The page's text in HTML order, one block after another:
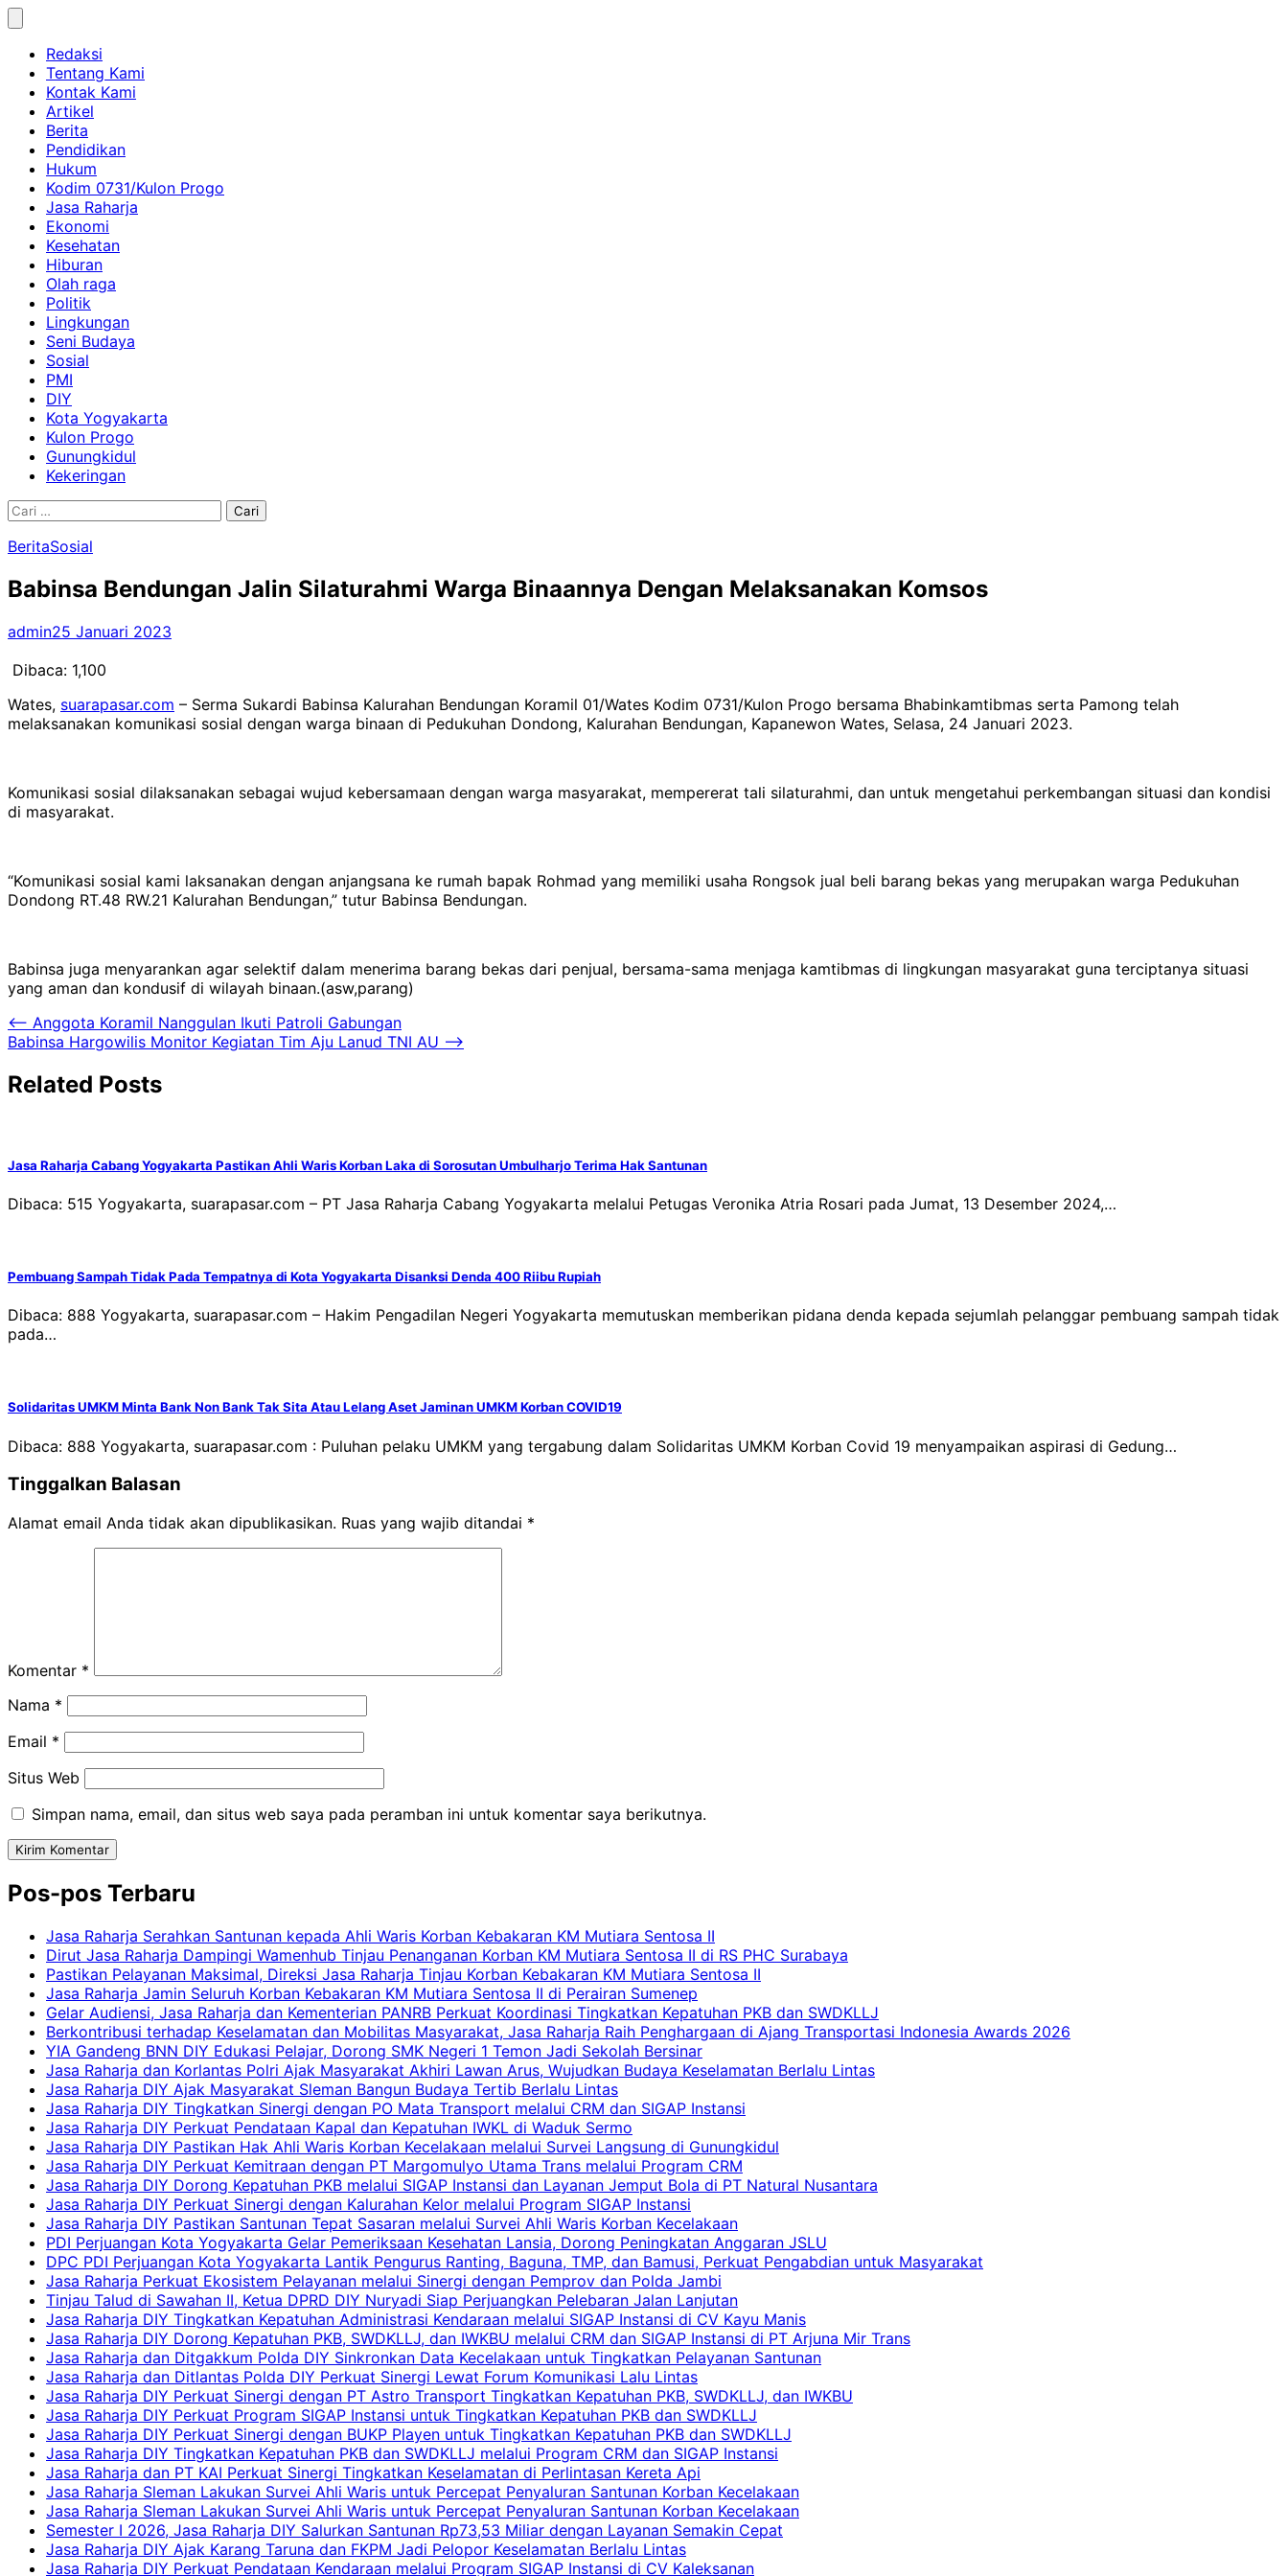
Skip
contentRedaksi
Tentang Kami
Kontak Kami
Artikel
Berita
Pendidikan
Hukum
Kodim 0731/Kulon Progo
Jasa Raharja
Ekonomi
Kesehatan
Hiburan
Olah raga
Politik
Lingkungan
Seni Budaya
Sosial
PMI
DIY
Kota Yogyakarta
Kulon Progo
Gunungkidul
Kekeringan
Cari
BeritaSosial
Babinsa Bendungan Jalin Silaturahmi Warga Binaannya Dengan Melaksanakan Komsos
admin25 Januari 2023
Dibaca: 1,100
Wates, suarapasar.com – Serma Sukardi Babinsa Kalurahan Bendungan Koramil 01/Wates Kodim 0731/Kulon Progo bersama Bhabinkamtibmas serta Pamong telah
melaksanakan komunikasi sosial dengan warga binaan di Pedukuhan Dondong, Kalurahan Bendungan, Kapanewon Wates, Selasa, 24 Januari 2023.
Komunikasi sosial dilaksanakan sebagai wujud kebersamaan dengan warga masyarakat, mempererat tali silaturahmi, dan untuk mengetahui perkembangan situasi dan kondisi
di masyarakat.
“Komunikasi sosial kami laksanakan dengan anjangsana ke rumah bapak Rohmad yang memiliki usaha Rongsok jual beli barang bekas yang merupakan warga Pedukuhan
Dondong RT.48 RW.21 Kalurahan Bendungan,” tutur Babinsa Bendungan.
Babinsa juga menyarankan agar selektif dalam menerima barang bekas dari penjual, bersama-sama menjaga kamtibmas di lingkungan masyarakat guna terciptanya situasi
yang aman dan kondusif di wilayah binaan.(asw,parang)
Navigasi
pos
⟵ Anggota Koramil Nanggulan Ikuti Patroli Gabungan
Babinsa Hargowilis Monitor Kegiatan Tim Aju Lanud TNI AU ⟶
Related Posts
Jasa Raharja Cabang Yogyakarta Pastikan Ahli Waris Korban Laka di Sorosutan Umbulharjo Terima Hak Santunan
Dibaca: 515 Yogyakarta, suarapasar.com – PT Jasa Raharja Cabang Yogyakarta melalui Petugas Veronika Atria Rosari pada Jumat, 13 Desember 2024,…
Pembuang Sampah Tidak Pada Tempatnya di Kota Yogyakarta Disanksi Denda 400 Riibu Rupiah
Dibaca: 888 Yogyakarta, suarapasar.com – Hakim Pengadilan Negeri Yogyakarta memutuskan memberikan pidana denda kepada sejumlah pelanggar pembuang sampah tidak
pada…
Solidaritas UMKM Minta Bank Non Bank Tak Sita Atau Lelang Aset Jaminan UMKM Korban COVID19
Dibaca: 888 Yogyakarta, suarapasar.com : Puluhan pelaku UMKM yang tergabung dalam Solidaritas UMKM Korban Covid 19 menyampaikan aspirasi di Gedung…
Tinggalkan Balasan
Alamat email Anda tidak akan dipublikasikan. Ruas yang wajib ditandai *
Komentar *
Nama *
Email *
Situs Web
Simpan nama, email, dan situs web saya pada peramban ini untuk komentar saya berikutnya.
Pos-pos Terbaru
Jasa Raharja Serahkan Santunan kepada Ahli Waris Korban Kebakaran KM Mutiara Sentosa II
Dirut Jasa Raharja Dampingi Wamenhub Tinjau Penanganan Korban KM Mutiara Sentosa II di RS PHC Surabaya
Pastikan Pelayanan Maksimal, Direksi Jasa Raharja Tinjau Korban Kebakaran KM Mutiara Sentosa II
Jasa Raharja Jamin Seluruh Korban Kebakaran KM Mutiara Sentosa II di Perairan Sumenep
Gelar Audiensi, Jasa Raharja dan Kementerian PANRB Perkuat Koordinasi Tingkatkan Kepatuhan PKB dan SWDKLLJ
Berkontribusi terhadap Keselamatan dan Mobilitas Masyarakat, Jasa Raharja Raih Penghargaan di Ajang Transportasi Indonesia Awards 2026
YIA Gandeng BNN DIY Edukasi Pelajar, Dorong SMK Negeri 1 Temon Jadi Sekolah Bersinar
Jasa Raharja dan Korlantas Polri Ajak Masyarakat Akhiri Lawan Arus, Wujudkan Budaya Keselamatan Berlalu Lintas
Jasa Raharja DIY Ajak Masyarakat Sleman Bangun Budaya Tertib Berlalu Lintas
Jasa Raharja DIY Tingkatkan Sinergi dengan PO Mata Transport melalui CRM dan SIGAP Instansi
Jasa Raharja DIY Perkuat Pendataan Kapal dan Kepatuhan IWKL di Waduk Sermo
Jasa Raharja DIY Pastikan Hak Ahli Waris Korban Kecelakaan melalui Survei Langsung di Gunungkidul
Jasa Raharja DIY Perkuat Kemitraan dengan PT Margomulyo Utama Trans melalui Program CRM
Jasa Raharja DIY Dorong Kepatuhan PKB melalui SIGAP Instansi dan Layanan Jemput Bola di PT Natural Nusantara
Jasa Raharja DIY Perkuat Sinergi dengan Kalurahan Kelor melalui Program SIGAP Instansi
Jasa Raharja DIY Pastikan Santunan Tepat Sasaran melalui Survei Ahli Waris Korban Kecelakaan
PDI Perjuangan Kota Yogyakarta Gelar Pemeriksaan Kesehatan Lansia, Dorong Peningkatan Anggaran JSLU
DPC PDI Perjuangan Kota Yogyakarta Lantik Pengurus Ranting, Baguna, TMP, dan Bamusi, Perkuat Pengabdian untuk Masyarakat
Jasa Raharja Perkuat Ekosistem Pelayanan melalui Sinergi dengan Pemprov dan Polda Jambi
Tinjau Talud di Sawahan II, Ketua DPRD DIY Nuryadi Siap Perjuangkan Pelebaran Jalan Lanjutan
Jasa Raharja DIY Tingkatkan Kepatuhan Administrasi Kendaraan melalui SIGAP Instansi di CV Kayu Manis
Jasa Raharja DIY Dorong Kepatuhan PKB, SWDKLLJ, dan IWKBU melalui CRM dan SIGAP Instansi di PT Arjuna Mir Trans
Jasa Raharja dan Ditgakkum Polda DIY Sinkronkan Data Kecelakaan untuk Tingkatkan Pelayanan Santunan
Jasa Raharja dan Ditlantas Polda DIY Perkuat Sinergi Lewat Forum Komunikasi Lalu Lintas
Jasa Raharja DIY Perkuat Sinergi dengan PT Astro Transport Tingkatkan Kepatuhan PKB, SWDKLLJ, dan IWKBU
Jasa Raharja DIY Perkuat Program SIGAP Instansi untuk Tingkatkan Kepatuhan PKB dan SWDKLLJ
Jasa Raharja DIY Perkuat Sinergi dengan BUKP Playen untuk Tingkatkan Kepatuhan PKB dan SWDKLLJ
Jasa Raharja DIY Tingkatkan Kepatuhan PKB dan SWDKLLJ melalui Program CRM dan SIGAP Instansi
Jasa Raharja dan PT KAI Perkuat Sinergi Tingkatkan Keselamatan di Perlintasan Kereta Api
Jasa Raharja Sleman Lakukan Survei Ahli Waris untuk Percepat Penyaluran Santunan Korban Kecelakaan
Jasa Raharja Sleman Lakukan Survei Ahli Waris untuk Percepat Penyaluran Santunan Korban Kecelakaan
Semester I 2026, Jasa Raharja DIY Salurkan Santunan Rp73,53 Miliar dengan Layanan Semakin Cepat
Jasa Raharja DIY Ajak Karang Taruna dan FKPM Jadi Pelopor Keselamatan Berlalu Lintas
Jasa Raharja DIY Perkuat Pendataan Kendaraan melalui Program SIGAP Instansi di CV Kaleksanan